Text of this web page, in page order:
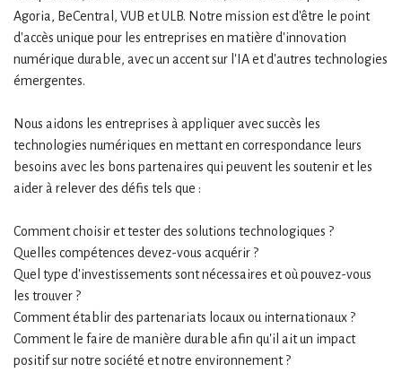
Agoria, BeCentral, VUB et ULB. Notre mission est d'être le point
d'accès unique pour les entreprises en matière d'innovation
numérique durable, avec un accent sur l'IA et d'autres technologies
émergentes.
Nous aidons les entreprises à appliquer avec succès les
technologies numériques en mettant en correspondance leurs
besoins avec les bons partenaires qui peuvent les soutenir et les
aider à relever des défis tels que :
Comment choisir et tester des solutions technologiques ?
Quelles compétences devez-vous acquérir ?
Quel type d'investissements sont nécessaires et où pouvez-vous
les trouver ?
Comment établir des partenariats locaux ou internationaux ?
Comment le faire de manière durable afin qu'il ait un impact
positif sur notre société et notre environnement ?